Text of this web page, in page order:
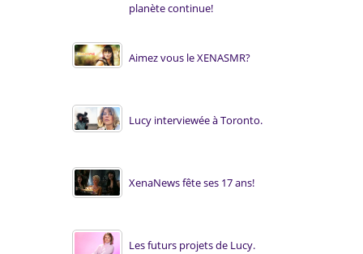
planète continue!
Aimez vous le XENASMR?
Lucy interviewée à Toronto.
XenaNews fête ses 17 ans!
Les futurs projets de Lucy.